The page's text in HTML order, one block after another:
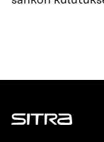
Sitra